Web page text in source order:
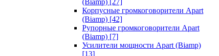
(Biamp) [27]
Корпусные громкоговорители Apart
(Biamp) [42]
Рупорные громкоговорители Apart
(Biamp) [7]
Усилители мощности Apart (Biamp)
[13]